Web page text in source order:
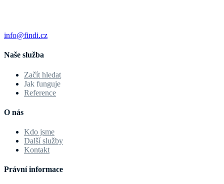
info@findi.cz
Naše služba
Začít hledat
Jak funguje
Reference
O nás
Kdo jsme
Další služby
Kontakt
Právní informace